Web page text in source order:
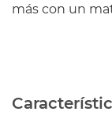
más con un